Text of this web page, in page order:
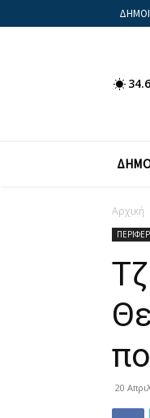
ΔΗΜΟΙ
34.6
Αρχική
20